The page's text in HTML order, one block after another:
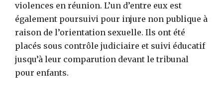
violences en réunion. L’un d’entre eux est
également poursuivi pour injure non publique à
raison de l’orientation sexuelle. Ils ont été
placés sous contrôle judiciaire et suivi éducatif
jusqu’à leur comparution devant le tribunal
pour enfants.